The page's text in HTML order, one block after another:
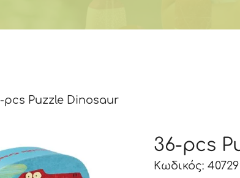
pcs Puzzle Dinosaur
36-pcs
Κωδικός: 40729